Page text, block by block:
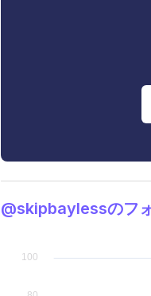
@skipbaylessのフ